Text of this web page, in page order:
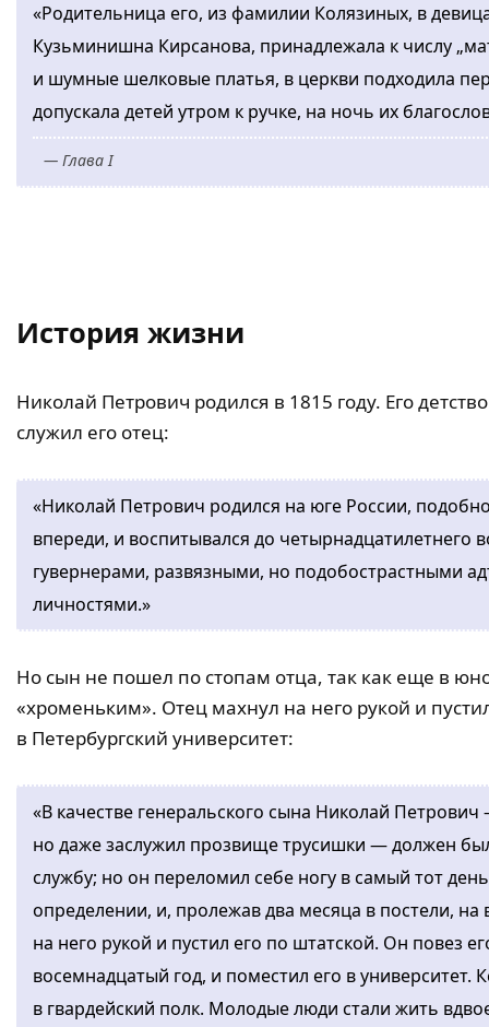
«Родительница его, из фамилии Колязиных, в
Кузьминишна Кирсанова, принадлежала к числу
и шумные шелковые платья, в церкви подходила
допускала детей утром к ручке, на ночь их
— Глава I
История жизни
Николай Петрович родился в 1815 году. Его
служил его отец:
«Николай Петрович родился на юге России,
впереди, и воспитывался до
гувернерами, развязными, но подобострастными
личностями.»
Но сын не пошел по стопам отца, так как еще в
«хроменьким». Отец махнул на него рукой и
в Петербургский университет:
«В качестве генеральского сына Николай
но даже заслужил прозвище трусишки — должен
службу; но он переломил себе ногу в самый тот
определении, и, пролежав два месяца в постели,
на него рукой и пустил его по штатской. Он повез
восемнадцатый год, и поместил его в
в гвардейский полк. Молодые люди стали жить